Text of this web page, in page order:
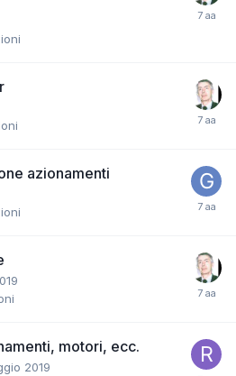
azionamenti
motori, ecc.
2019